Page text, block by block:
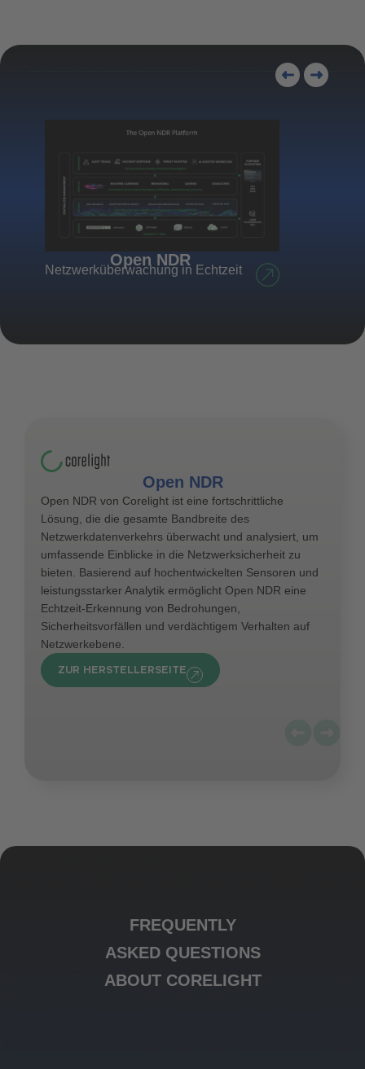
Open NDR
Netzwerküberwachung in Echtzeit
Open NDR
Open NDR von Corelight ist eine fortschrittliche
Lösung, die die gesamte Bandbreite des
Netzwerkdatenverkehrs überwacht und analysiert, um
umfassende Einblicke in die Netzwerksicherheit zu
bieten. Basierend auf hochentwickelten Sensoren und
leistungsstarker Analytik ermöglicht Open NDR eine
Echtzeit-Erkennung von Bedrohungen,
Sicherheitsvorfällen und verdächtigem Verhalten auf
Netzwerkebene.
ZUR HERSTELLERSEITE
FREQUENTLY
ASKED QUESTIONS
ABOUT CORELIGHT